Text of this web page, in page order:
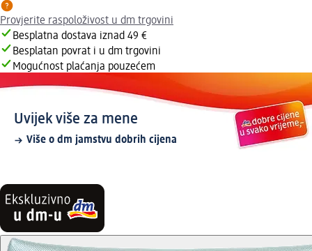
Provjerite raspoloživost u dm trgovini
Besplatna dostava iznad 49 €
Besplatan povrat i u dm trgovini
Mogućnost plaćanja pouzećem
Uvijek više za mene
Više o dm jamstvu dobrih cijena